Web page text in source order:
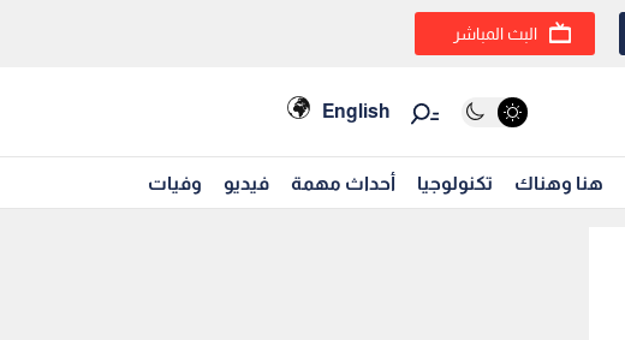
البث المباشر
English
هنا وهناك تكنولوجيا أحداث مهمة فيديو وفيات